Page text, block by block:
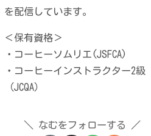
を配信しています。
＜保有資格＞
・コーヒーソムリエ(JSFCA)
・コーヒーインストラクター2級
（JCQA）
なむをフォローする